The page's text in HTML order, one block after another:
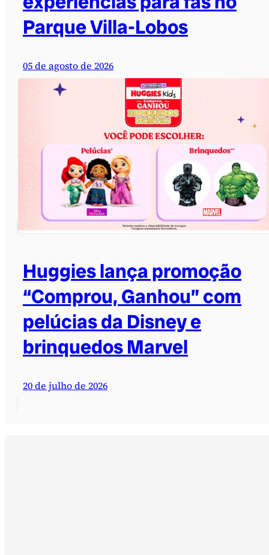
Parque Villa-Lobos
05 de agosto de 2026
Huggies lança promoção
“Comprou, Ganhou” com
pelúcias da Disney e
brinquedos Marvel
20 de julho de 2026